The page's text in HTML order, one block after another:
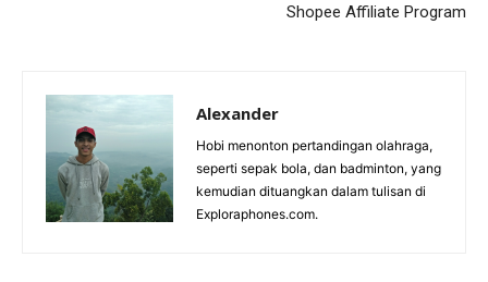
Shopee Affiliate Program
Alexander
Hobi menonton pertandingan olahraga,
seperti sepak bola, dan badminton, yang
kemudian dituangkan dalam tulisan di
Exploraphones.com.